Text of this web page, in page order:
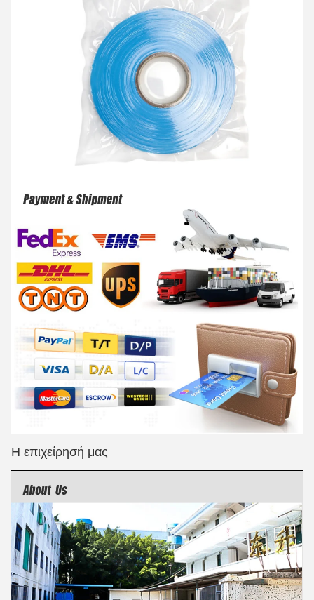
Η επιχείρησή μας